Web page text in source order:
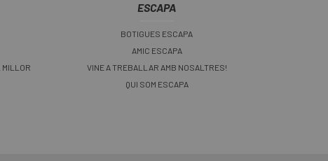
MILLOR
ESCAPA
BOTIGUES ESCAPA
AMIC ESCAPA
VINE A TREBALLAR AMB NOSALTRES!
QUI SOM ESCAPA